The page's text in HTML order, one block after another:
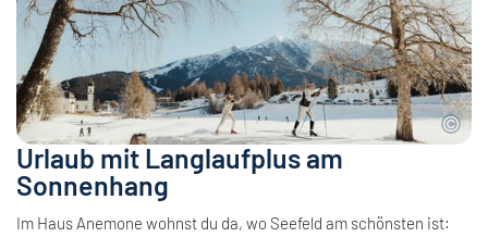
Urlaub mit Langlaufplus am
Sonnenhang
Im Haus Anemone wohnst du da, wo Seefeld am schönsten ist: